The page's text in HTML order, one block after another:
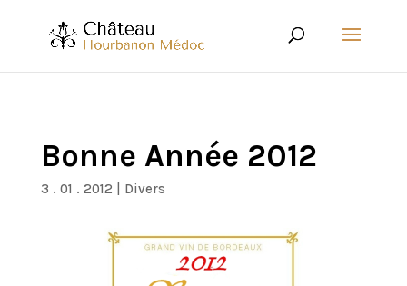
Bonne Année 2012
3 . 01 . 2012 Divers